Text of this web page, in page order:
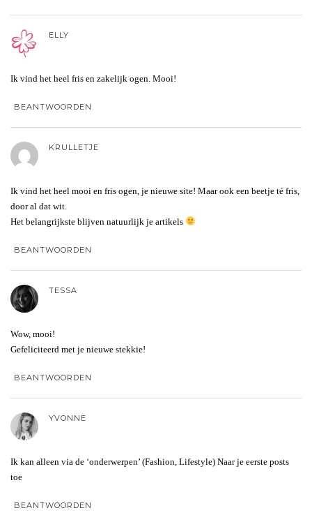
ELLY
Ik vind het heel fris en zakelijk ogen. Mooi!
BEANTWOORDEN
KRULLETJE
Ik vind het heel mooi en fris ogen, je nieuwe site! Maar ook een beetje té fris,
door al dat wit.
Het belangrijkste blijven natuurlijk je artikels
BEANTWOORDEN
TESSA
Wow, mooi!
Gefeliciteerd met je nieuwe stekkie!
BEANTWOORDEN
YVONNE
Ik kan alleen via de ‘onderwerpen’ (Fashion, Lifestyle) Naar je eerste posts
toe
BEANTWOORDEN